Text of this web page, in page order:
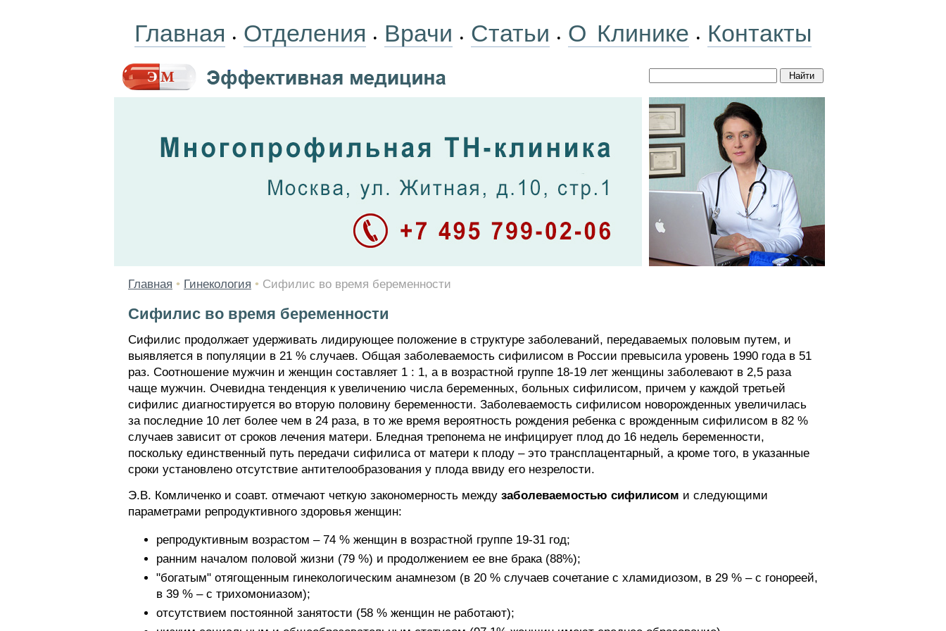
Главная • Отделения • Врачи • Статьи • О Клинике • Контакты
Главная • Гинекология • Сифилис во время беременности
Сифилис во время беременности
Сифилис продолжает удерживать лидирующее положение в структуре заболеваний, передаваемых половым путем, и
выявляется в популяции в 21 % случаев. Общая заболеваемость сифилисом в России превысила уровень 1990 года в 51
раз. Соотношение мужчин и женщин составляет 1 : 1, а в возрастной группе 18-19 лет женщины заболевают в 2,5 раза
чаще мужчин. Очевидна тенденция к увеличению числа беременных, больных сифилисом, причем у каждой третьей
сифилис диагностируется во вторую половину беременности. Заболеваемость сифилисом новорожденных увеличилась
за последние 10 лет более чем в 24 раза, в то же время вероятность рождения ребенка с врожденным сифилисом в 82 %
случаев зависит от сроков лечения матери. Бледная трепонема не инфицирует плод до 16 недель беременности,
поскольку единственный путь передачи сифилиса от матери к плоду – это трансплацентарный, а кроме того, в указанные
сроки установлено отсутствие антителообразования у плода ввиду его незрелости.
Э.В. Комличенко и соавт. отмечают четкую закономерность между заболеваемостью сифилисом и следующими
параметрами репродуктивного здоровья женщин:
репродуктивным возрастом – 74 % женщин в возрастной группе 19-31 год;
ранним началом половой жизни (79 %) и продолжением ее вне брака (88%);
"богатым" отягощенным гинекологическим анамнезом (в 20 % случаев сочетание с хламидиозом, в 29 % – с гонореей,
в 39 % – с трихомониазом);
отсутствием постоянной занятости (58 % женщин не работают);